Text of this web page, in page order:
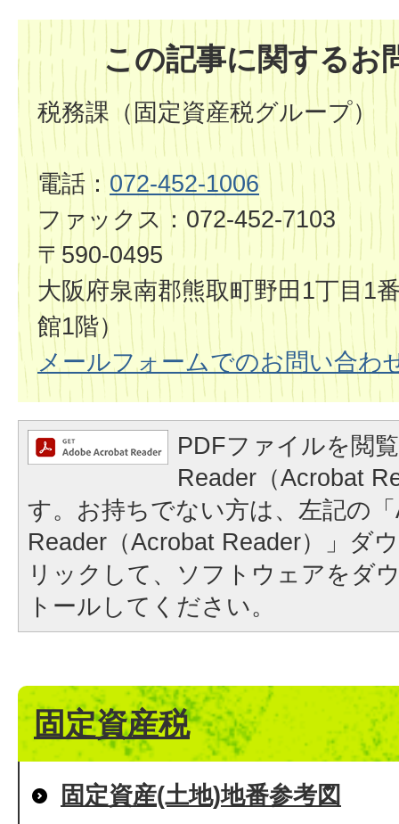
この記事に関するお
税務課（固定資産税グループ）
電話： 072-452-1006
ファックス：072-452-7103
〒590-0495
大阪府泉南郡熊取町野田1丁目1
館1階）
メールフォームでのお問い合わ
PDFファイルを閲
Reader（Acrobat
す。お持ちでない方は、左記の
Reader（Acrobat Reader）」ダ
リックして、ソフトウェアをダ
トールしてください。
固定資産税
固定資産(土地)地番参考図